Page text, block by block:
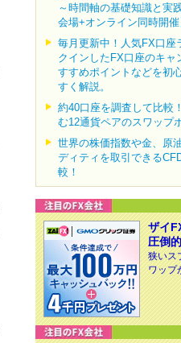
～時間軸の基礎知識と実
会場+オンライン同時開催
毎月更新中！人気FX口座
クインしたFX口座のキャ
すすめポイントなどを初
すく解説。
約40口座を調査して比較
む12通貨ペアのスワップ
世界の株価指数や金、原
ディティを取引できる
較！
ザイ
圧倒
狭いス
ワップ